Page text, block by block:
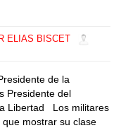
ELIAS BISCET
de la
Presidente del
Libertad Los militares
mostrar su clase